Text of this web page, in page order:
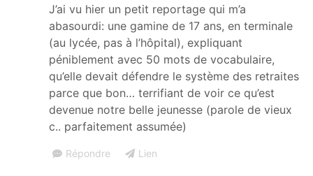
J’ai vu hier un petit reportage qui m’a
abasourdi: une gamine de 17 ans, en terminale
(au lycée, pas à l’hôpital), expliquant
péniblement avec 50 mots de vocabulaire,
qu’elle devait défendre le système des retraites
parce que bon… terrifiant de voir ce qu’est
devenue notre belle jeunesse (parole de vieux
c.. parfaitement assumée)
Répondre Lien